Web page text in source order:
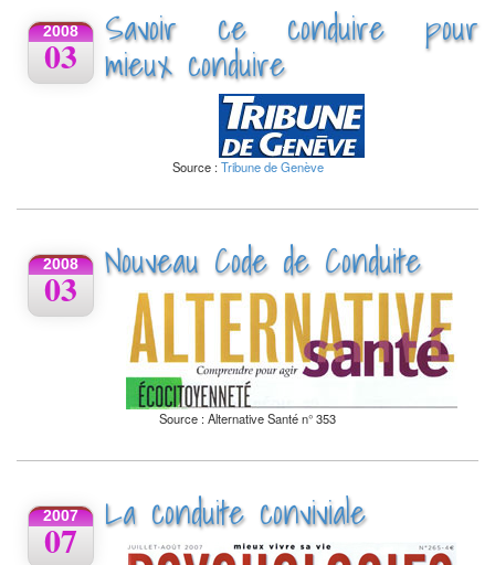
2008
03
Savoir ce conduire pour
mieux conduire
Source :Tribune de Genève
2008
03
Nouveau Code de Conduite
Source : Alternative Santé n° 353
2007
07
La conduite conviviale